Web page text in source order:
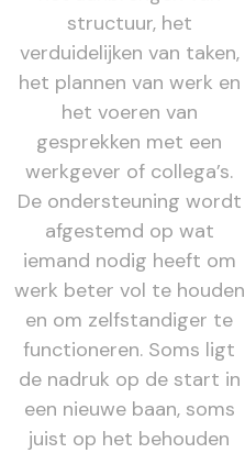
structuur, het
verduidelijken van taken,
het plannen van werk en
het voeren van
gesprekken met een
werkgever of collega’s.
De ondersteuning wordt
afgestemd op wat
iemand nodig heeft om
werk beter vol te houden
en om zelfstandiger te
functioneren. Soms ligt
de nadruk op de start in
een nieuwe baan, soms
juist op het behouden